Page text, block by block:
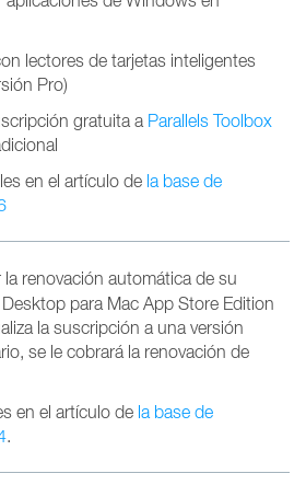
lectores de tarjetas inteligentes
Pro)
gratuita a Parallels Toolbox
en el artículo de la base de
la renovación automática de su
para Mac App Store Edition
la suscripción a una versión
se le cobrará la renovación de
en el artículo de la base de
.